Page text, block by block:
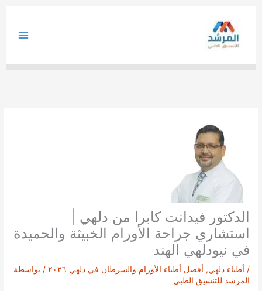
الدكتور فيدانت كابرا من دلهي |
استشاري جراحة الأورام الخبيثة والحميدة
في نيودلهي الهند
/ أطباء دلهي, أفضل أطباء الأورام والسرطان في دلهي ٢٠٢٦
/ بواسطة
المرشد للتنسيق الطبي